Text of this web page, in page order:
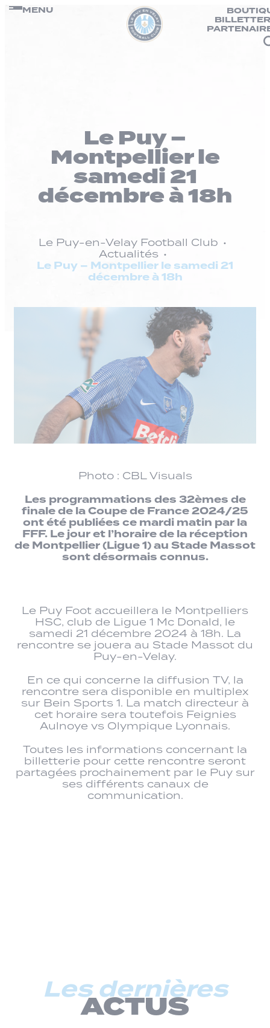
Passer
MENU
Le Puy –
Montpellier le
samedi 21
décembre à 18h
Le Puy-en-Velay Football Club
Actualités
Le Puy – Montpellier le samedi 21
décembre à 18h
Photo : CBL Visuals
Les programmations des 32èmes de
finale de la Coupe de France 2024/25
ont été publiées ce mardi matin par la
FFF. Le jour et l’horaire de la réception
de Montpellier (Ligue 1) au Stade Massot
sont désormais connus.
Le Puy Foot accueillera le Montpelliers
HSC, club de Ligue 1 Mc Donald, le
samedi 21 décembre 2024 à 18h. La
rencontre se jouera au Stade Massot du
Puy-en-Velay.
En ce qui concerne la diffusion TV, la
rencontre sera disponible en multiplex
sur Bein Sports 1. La match directeur à
cet horaire sera toutefois Feignies
Aulnoye vs Olympique Lyonnais.
Toutes les informations concernant la
billetterie pour cette rencontre seront
partagées prochainement par le Puy sur
ses différents canaux de
communication.
Les dernières
ACTUS
Panneau de gestion des cookies